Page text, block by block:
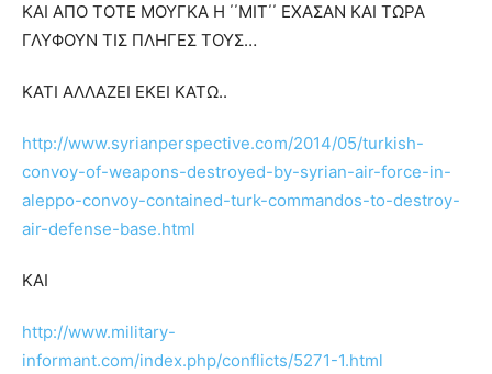
ΚΑΙ ΑΠΟ ΤΟΤΕ ΜΟΥΓΚΑ Η ΄΄ΜΙΤ΄΄ ΕΧΑΣΑΝ ΚΑΙ ΤΩΡΑ
ΓΛΥΦΟΥΝ ΤΙΣ ΠΛΗΓΕΣ ΤΟΥΣ…
ΚΑΤΙ ΑΛΛΑΖΕΙ ΕΚΕΙ ΚΑΤΩ..
http://www.syrianperspective.com/2014/05/turkish-
convoy-of-weapons-destroyed-by-syrian-air-force-in-
aleppo-convoy-contained-turk-commandos-to-destroy-
air-defense-base.html
ΚΑΙ
http://www.military-
informant.com/index.php/conflicts/5271-1.html